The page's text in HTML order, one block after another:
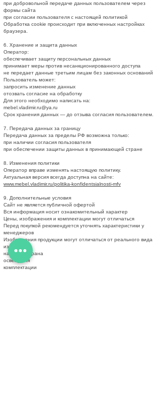
при добровольной передаче данных пользователем через
формы сайта
при согласии пользователя с настоящей политикой
Обработка cookie происходит при включенных настройках
браузера.
6. Хранение и защита данных
Оператор:
обеспечивает защиту персональных данных
принимает меры против несанкционированного доступа
не передает данные третьим лицам без законных оснований
Пользователь может:
запросить изменение данных
отозвать согласие на обработку
Для этого необходимо написать на:
mebel.vladimir.ru@ya.ru
Срок хранения данных — до отзыва согласия пользователем.
7. Передача данных за границу
Передача данных за пределы РФ возможна только:
при наличии согласия пользователя
при обеспечении защиты данных в принимающей стране
8. Изменения политики
Оператор вправе изменять настоящую политику.
Актуальная версия всегда доступна на сайте:
www.mebel.vladimir.ru/politika-konfidentsialnosti-mfv
9. Дополнительные условия
Сайт не является публичной офертой
Вся информация носит ознакомительный характер
Цены, изображения и комплектации могут отличаться
Перед покупкой рекомендуется уточнять характеристики у
менеджеров
Изображения продукции могут отличаться от реального вида
из-за:
настроек экрана
освещения
комплектации